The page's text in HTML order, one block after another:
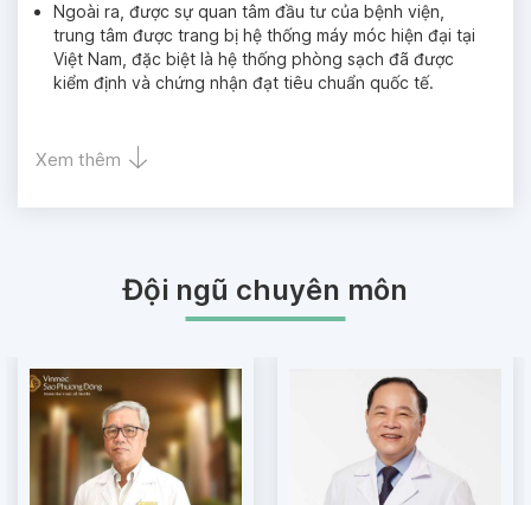
Ngoài ra, được sự quan tâm đầu tư của bệnh viện,
trung tâm được trang bị hệ thống máy móc hiện đại tại
Việt Nam, đặc biệt là hệ thống phòng sạch đã được
kiểm định và chứng nhận đạt tiêu chuẩn quốc tế.
Xem thêm
Đội ngũ chuyên môn